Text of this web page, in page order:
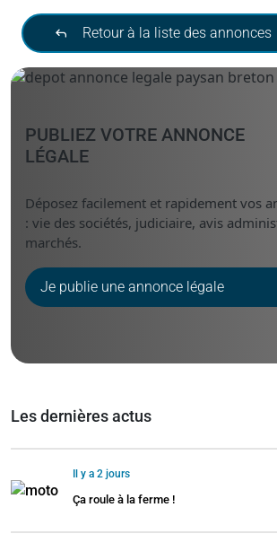
Retour à la liste des annonces
PUBLIEZ VOTRE ANNONCE
LÉGALE
Déposez facilement et rapidement vos
: vie des sociétés, judiciaire, avis
marchés.
Je publie une annonce légale
Les dernières actus
Il y a 2 jours
Ça roule à la ferme !